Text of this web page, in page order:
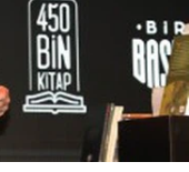
Çankırı
Çorum